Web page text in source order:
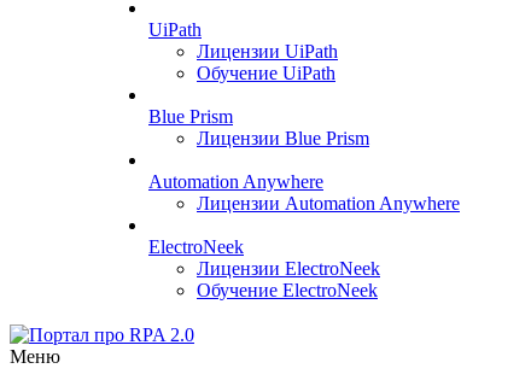
UiPath
Лицензии UiPath
Обучение UiPath
Blue Prism
Лицензии Blue Prism
Automation Anywhere
Лицензии Automation Anywhere
ElectroNeek
Лицензии ElectroNeek
Обучение ElectroNeek
Меню